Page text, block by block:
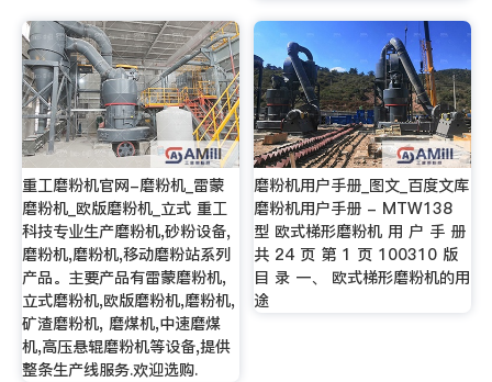
重工磨粉机官网-磨粉机_雷蒙
磨粉机_欧版磨粉机_立式 重工
科技专业生产磨粉机,砂粉设备,
磨粉机,磨粉机,移动磨粉站系列
产品。主要产品有雷蒙磨粉机,
立式磨粉机,欧版磨粉机,磨粉机,
矿渣磨粉机, 磨煤机,中速磨煤
机,高压悬辊磨粉机等设备,提供
整条生产线服务.欢迎选购.
磨粉机用户手册_图文_百度文库
磨粉机用户手册 - MTW138
型 欧式梯形磨粉机 用 户 手 册
共 24 页 第 1 页 100310 版
目 录 一、 欧式梯形磨粉机的用
途